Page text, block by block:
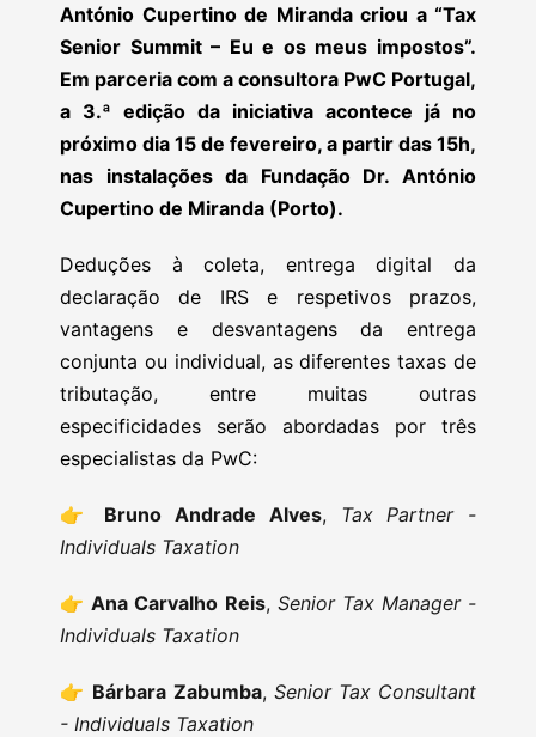
António Cupertino de Miranda criou a “Tax
Senior Summit – Eu e os meus impostos”.
Em parceria com a consultora PwC Portugal,
a 3.ª edição da iniciativa acontece já no
próximo dia 15 de fevereiro, a partir das 15h,
nas instalações da Fundação Dr. António
Cupertino de Miranda (Porto).
Deduções à coleta, entrega digital da
declaração de IRS e respetivos prazos,
vantagens e desvantagens da entrega
conjunta ou individual, as diferentes taxas de
tributação, entre muitas outras
especificidades serão abordadas por três
especialistas da PwC:
👉 Bruno Andrade Alves, Tax Partner -
Individuals Taxation
👉 Ana Carvalho Reis, Senior Tax Manager -
Individuals Taxation
👉 Bárbara Zabumba, Senior Tax Consultant
- Individuals Taxation